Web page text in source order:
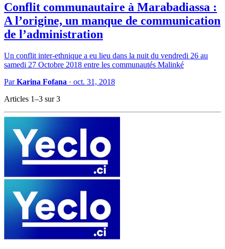
Conflit communautaire à Marabadiassa :
A l’origine, un manque de communication
de l’administration
Un conflit inter-ethnique a eu lieu dans la nuit du vendredi 26 au
samedi 27 Octobre 2018 entre les communautés Malinké
ParKarina Fofana · oct. 31, 2018
Articles 1–3 sur 3